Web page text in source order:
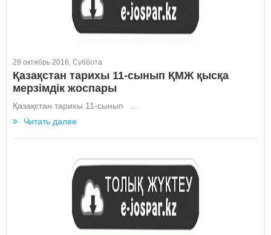
29 октябрь 2016, Суббота
Қазақстан тарихы 11-сынып ҚМЖ қысқа
мерзімдік жоспары
Қазақстан тарихы 11-сынып ...
Читать далее